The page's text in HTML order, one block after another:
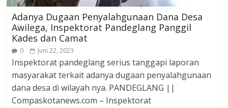
Adanya Dugaan Penyalahgunaan Dana Desa
Awilega, Inspektorat Pandeglang Panggil
Kades dan Camat
0 Juni 22, 2023
Inspektorat pandeglang serius tanggapi laporan
masyarakat terkait adanya dugaan penyalahgunaan
dana desa di wilayah nya. PANDEGLANG ||
Compaskotanews.com – Inspektorat